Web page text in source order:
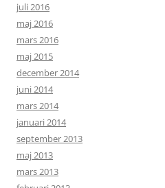
juli 2016
maj 2016
mars 2016
maj 2015
december 2014
juni 2014
mars 2014
januari 2014
september 2013
maj 2013
mars 2013